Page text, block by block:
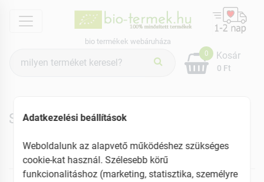
menu
bio termékek webáruháza
keresés
0
0 Ft
Kosár
Sodasan termékek
NEKED AJÁNLJUK
Adatkezelési beállítások
Weboldalunk az alapvető működéshez szükséges
cookie-kat használ. Szélesebb körű
funkcionalitáshoz (marketing, statisztika, személyre